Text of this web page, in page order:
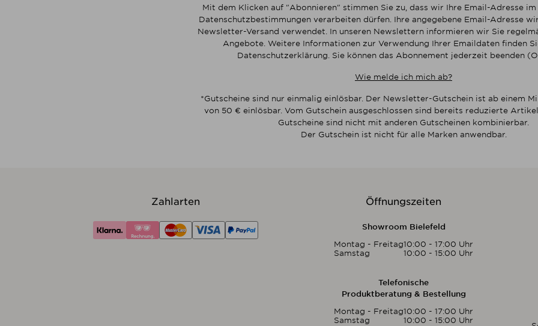
Mit dem Klicken auf "Abonnieren" stimmen Sie zu, dass wir Ihre Email-Adresse im
Datenschutzbestimmungen verarbeiten dürfen. Ihre angegebene Email-Adresse
Newsletter-Versand verwendet. In unseren Newslettern informieren wir Sie
Angebote. Weitere Informationen zur Verwendung Ihrer Emaildaten finden
Datenschutzerklärung. Sie können das Abonnement jederzeit beenden
Wie melde ich mich ab?
*Gutscheine sind nur einmalig einlösbar. Der Newsletter-Gutschein ist ab einem
von 50 € einlösbar. Vom Gutschein ausgeschlossen sind bereits reduzierte Artikel
Gutscheine sind nicht mit anderen Gutscheinen kombinierbar.
Der Gutschein ist nicht für alle Marken anwendbar.
Zahlarten Öffnungszeiten
Showroom Bielefeld
Montag - Freitag10:00 - 17:00 Uhr
Samstag
10:00 - 15:00 Uhr
Telefonische
Produktberatung & Bestellung
Montag - Freitag10:00 - 17:00 Uhr
Samstag
10:00 - 15:00 Uhr